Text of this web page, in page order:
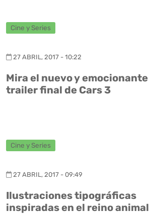
Cine y Series
27 ABRIL, 2017 - 10:22
Mira el nuevo y emocionante
trailer final de Cars 3
Cine y Series
27 ABRIL, 2017 - 09:49
Ilustraciones tipográficas
inspiradas en el reino animal